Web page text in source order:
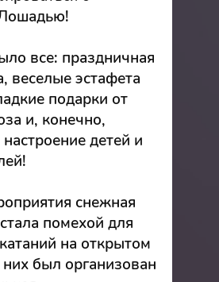
все: праздничная
веселые эстафета
подарки от
и, конечно,
детей и
снежная
помехой для
на открытом
был организован